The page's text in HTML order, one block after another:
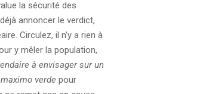
la sécurité des
annoncer le verdict,
Circulez, il n’y a rien à
y mêler la population,
à envisager sur un
verde pour